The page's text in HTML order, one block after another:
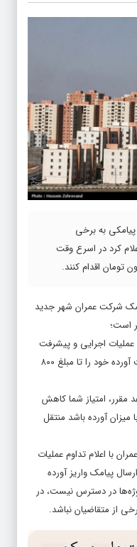
به برخی
کرد در اسرع وقت
شرکت عمران شهر جدید
عملیات اجرایی و پیشرفت
فیزیکی پروژه، ضروری است در اسرع وقت آورده خود را تا مبلغ ۸۰۰
امتیاز شما کاهش
میزان آورده باشد منتقل
با اعلام تداوم عملیات
پیامک واریز آورده
در دسترس نیست، در
از متقاضیان نباشد.